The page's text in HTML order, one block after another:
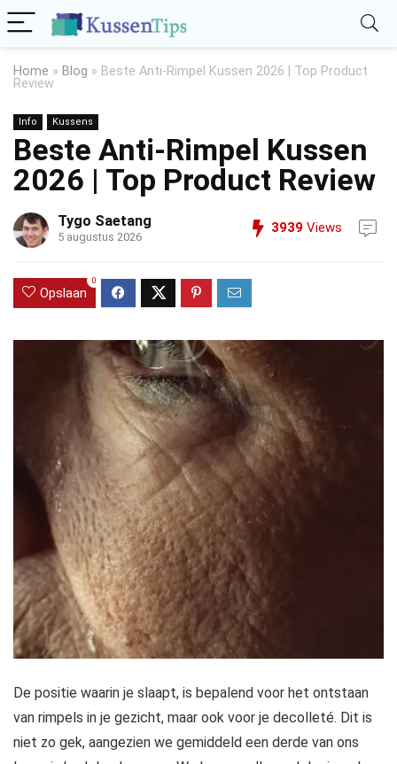
Home » Blog » Beste Anti-Rimpel Kussen 2026 | Top Product
Review
Info Kussens
Beste Anti-Rimpel Kussen
2026 | Top Product Review
Tygo Saetang
5 augustus 2026
3939 Views
Opslaan
0
De positie waarin je slaapt, is bepalend voor het ontstaan
van rimpels in je gezicht, maar ook voor je decolleté. Dit is
niet zo gek, aangezien we gemiddeld een derde van ons